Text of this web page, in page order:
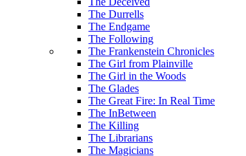
The Durrells
The Endgame
The Following
The Frankenstein Chronicles
The Girl from Plainville
The Girl in the Woods
The Glades
The Great Fire: In Real Time
The InBetween
The Killing
The Librarians
The Magicians